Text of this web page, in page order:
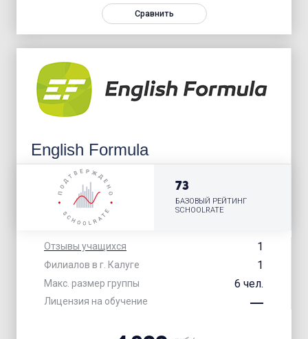
Сравнить
English Formula
Отзывы учащихся 1
Филиалов в г. Калуге 1
Макс. размер группы 6 чел.
Лицензия на обучение
73
БАЗОВЫЙ РЕЙТИНГ
SCHOOLRATE